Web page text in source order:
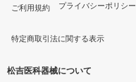
ご利用規約 プライバシーポリシー
特定商取引法に関する表示
松吉医科器械について